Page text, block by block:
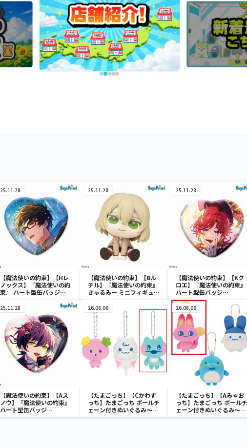
25.11.28
【魔法使いの約束】【Hレ
ノックス】『魔法使いの約
束』 ハート型缶バッジ
25.11.28
【魔法使いの約束】【Bル
チル】『魔法使いの約束』
きゅるみー ミニフィギュ
25.11.28
【魔法使いの約束】【Kク
ロエ】『魔法使いの約束』
ハート型缶バッジ
Vol.1（EX）
25.11.28
【魔法使いの約束】【Aス
ノウ】『魔法使いの約束』
ハート型缶バッジ
Vol.2（EX）
26.08.06
【たまごっち】【Cかわず
っち】たまごっち ボールチ
ェーン付きぬいぐるみ～
Tamagotchi Paradise～
26.08.06
【たまごっち】【Aみゃお
っち】たまごっち ボールチ
ェーン付きぬいぐるみ～
Tamagotchi Paradise～